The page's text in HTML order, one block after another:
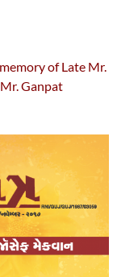
of Late Mr.
Ganpat